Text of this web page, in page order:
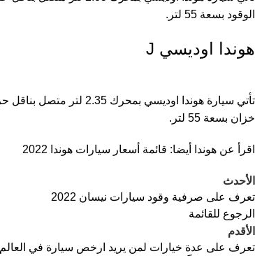
الوقود بسعة 55 لتر.
هوندا اوديسي J
خزان بسعة 55 لتر.
اقرأ عن هوندا أيضا: قائمة أسعار سيارات هوندا 2022
الأحدث
تعرف على صرفية وقود سيارات نيسان 2022
الرجوع للقائمة
الأقدم
تعرف على عدة خيارات لمن يريد ارخص سيارة في العالم